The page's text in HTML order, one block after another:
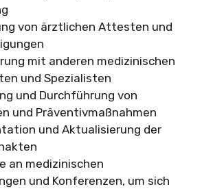
von ärztlichen Attesten und
mit anderen medizinischen
und Spezialisten
und Durchführung von
und Präventivmaßnahmen
und Aktualisierung der
an medizinischen
und Konferenzen, um sich